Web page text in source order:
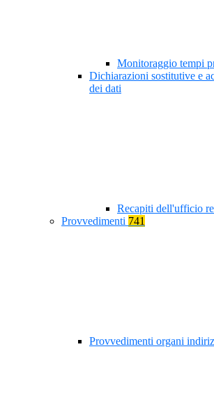
Monitoraggio tempi
Dichiarazioni sostitutive e
dei dati
Recapiti dell'ufficio
Provvedimenti 741
Provvedimenti organi